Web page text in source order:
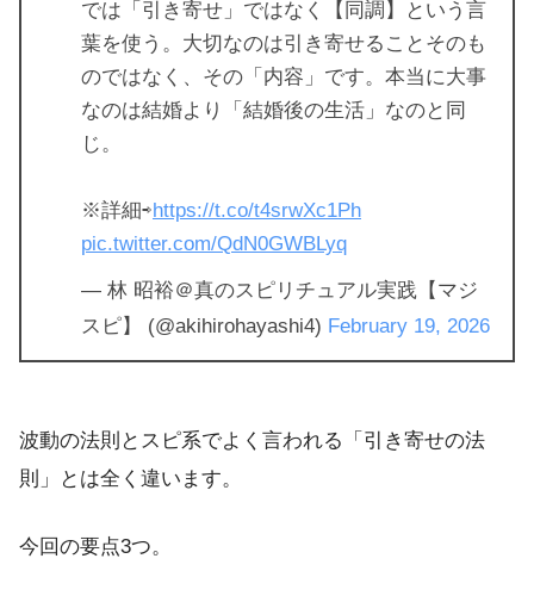
では「引き寄せ」ではなく【同調】という言
葉を使う。大切なのは引き寄せることそのも
のではなく、その「内容」です。本当に大事
なのは結婚より「結婚後の生活」なのと同
じ。
※詳細⇨https://t.co/t4srwXc1Ph
pic.twitter.com/QdN0GWBLyq
— 林 昭裕＠真のスピリチュアル実践【マジ
スピ】 (@akihirohayashi4) February 19, 2026
波動の法則とスピ系でよく言われる「引き寄せの法
則」とは全く違います。
今回の要点3つ。